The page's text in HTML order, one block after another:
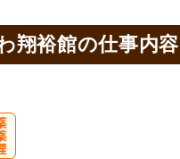
翔裕館の仕事内容